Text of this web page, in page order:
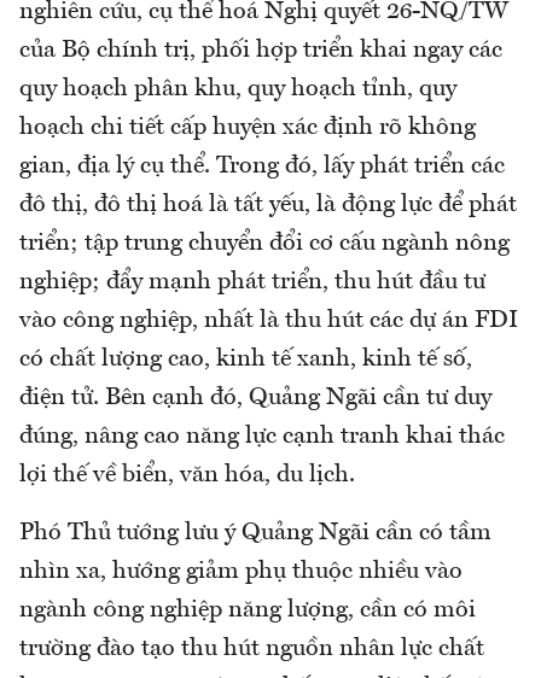
nghiên cứu, cụ thể hoá Nghị quyết 26-NQ/TW
của Bộ chính trị, phối hợp triển khai ngay các
quy hoạch phân khu, quy hoạch tỉnh, quy
hoạch chi tiết cấp huyện xác định rõ không
gian, địa lý cụ thể. Trong đó, lấy phát triển các
đô thị, đô thị hoá là tất yếu, là động lực để phát
triển; tập trung chuyển đổi cơ cấu ngành nông
nghiệp; đẩy mạnh phát triển, thu hút đầu tư
vào công nghiệp, nhất là thu hút các dự án FDI
có chất lượng cao, kinh tế xanh, kinh tế số,
điện tử. Bên cạnh đó, Quảng Ngãi cần tư duy
đúng, nâng cao năng lực cạnh tranh khai thác
lợi thế về biển, văn hóa, du lịch.
Phó Thủ tướng lưu ý Quảng Ngãi cần có tầm
nhìn xa, hướng giảm phụ thuộc nhiều vào
ngành công nghiệp năng lượng, cần có môi
trường đào tạo thu hút nguồn nhân lực chất